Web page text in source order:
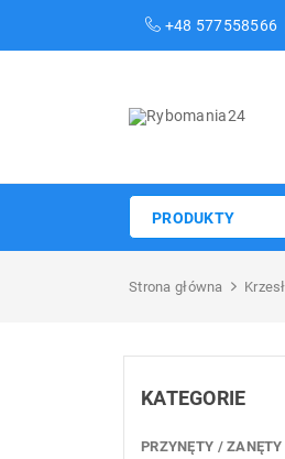
+48 577558566
PRODUKTY
Strona główna
KATEGORIE
PRZYNĘTY /